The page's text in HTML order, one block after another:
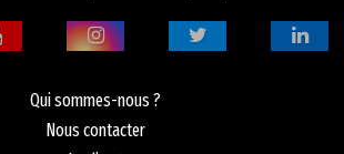
email dans le but de vous envoyer
sa lettre d’informations. Pour plus
de confidentialité.
Qui sommes-nous ?
Nous contacter